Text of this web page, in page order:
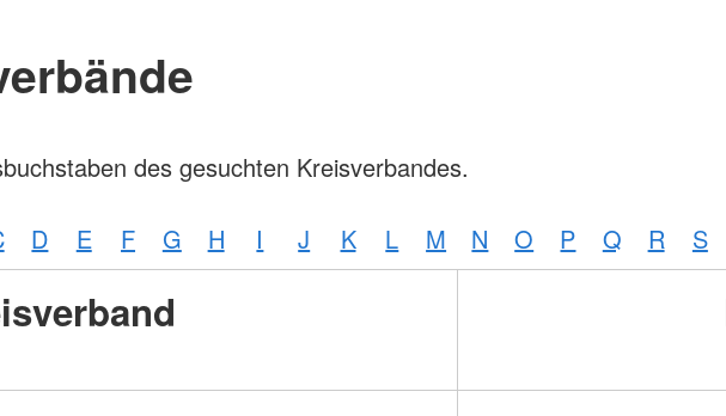
des gesuchten Kreisverbandes.
D E F G H I J K L M N O P Q R S